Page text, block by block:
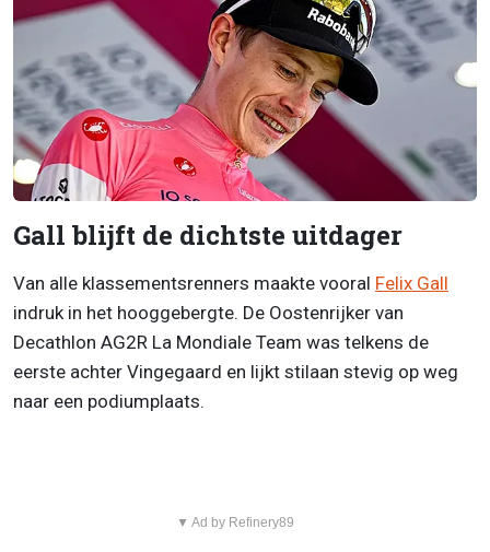
Gall blijft de dichtste uitdager
Van alle klassementsrenners maakte vooral Felix Gall
indruk in het hooggebergte. De Oostenrijker van
Decathlon AG2R La Mondiale Team was telkens de
eerste achter Vingegaard en lijkt stilaan stevig op weg
naar een podiumplaats.
▼ Ad by Refinery89